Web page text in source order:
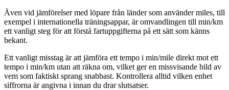
Även vid jämförelser med löpare från länder som använder miles, till
exempel i internationella träningsappar, är omvandlingen till min/km
ett vanligt steg för att förstå fartuppgifterna på ett sätt som känns
bekant.
Ett vanligt misstag är att jämföra ett tempo i min/mile direkt mot ett
tempo i min/km utan att räkna om, vilket ger en missvisande bild av
vem som faktiskt sprang snabbast. Kontrollera alltid vilken enhet
siffrorna är angivna i innan du drar slutsatser.